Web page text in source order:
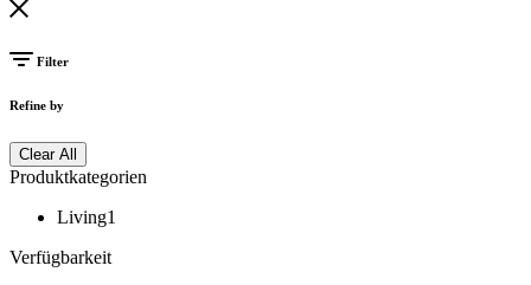
Filter
Refine by
Clear All
Produktkategorien
Living1
Verfügbarkeit